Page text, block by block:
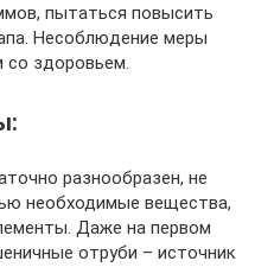
пытаться повысить
Несоблюдение меры
со здоровьем.
разнообразен, не
необходимые вещества,
Даже на первом
отруби – источник